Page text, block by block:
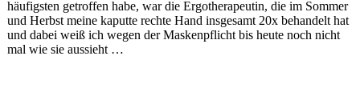
häufigsten getroffen habe, war die Ergotherapeutin, die im Sommer
und Herbst meine kaputte rechte Hand insgesamt 20x behandelt hat
und dabei weiß ich wegen der Maskenpflicht bis heute noch nicht
mal wie sie aussieht …